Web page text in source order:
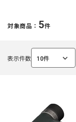
対象商品： 5件
表示件数 10件
選